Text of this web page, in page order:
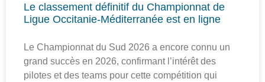
Le classement définitif du Championnat de
Ligue Occitanie-Méditerranée est en ligne
Le Championnat du Sud 2026 a encore connu un
grand succès en 2026, confirmant l’intérêt des
pilotes et des teams pour cette compétition qui